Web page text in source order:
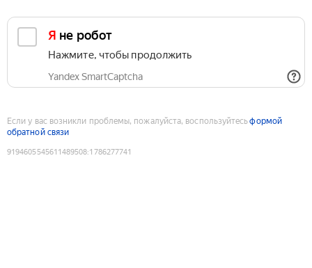
Я не робот
Нажмите, чтобы продолжить
Yandex SmartCaptcha
Если у вас возникли проблемы, пожалуйста, воспользуйтесьформой
обратной связи
9194605545611489508:1786277741